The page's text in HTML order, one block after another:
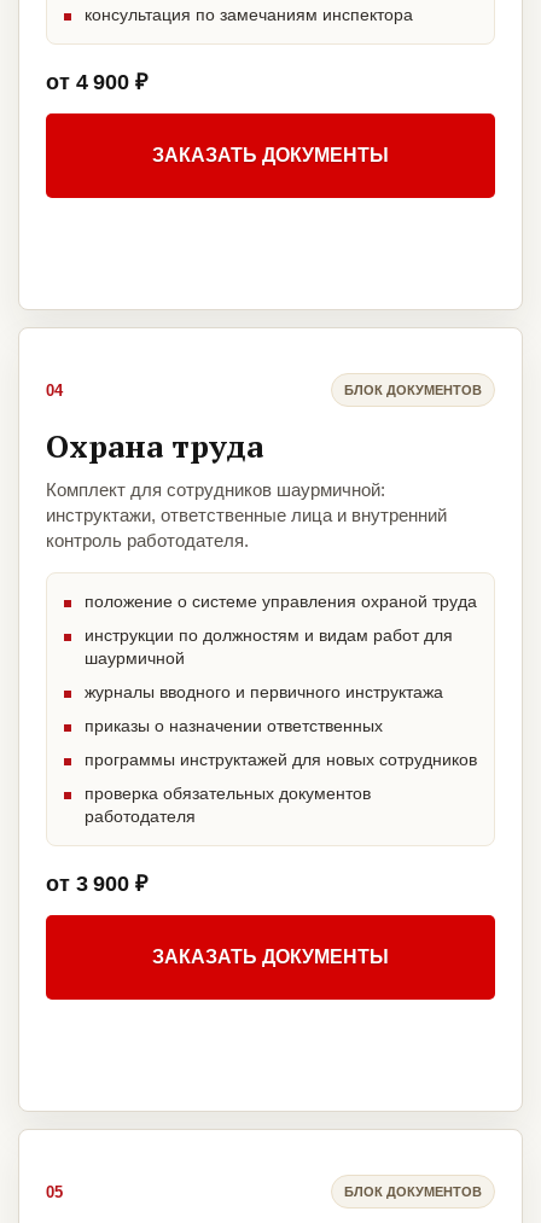
консультация по замечаниям инспектора
от 4 900 ₽
ЗАКАЗАТЬ ДОКУМЕНТЫ
04 БЛОК ДОКУМЕНТОВ
Охрана труда
Комплект для сотрудников шаурмичной:
инструктажи, ответственные лица и внутренний
контроль работодателя.
положение о системе управления охраной труда
инструкции по должностям и видам работ для
шаурмичной
журналы вводного и первичного инструктажа
приказы о назначении ответственных
программы инструктажей для новых сотрудников
проверка обязательных документов
работодателя
от 3 900 ₽
ЗАКАЗАТЬ ДОКУМЕНТЫ
05 БЛОК ДОКУМЕНТОВ